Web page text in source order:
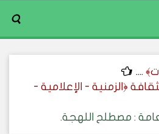
....
﴿الزمنية - الإعلامية -
: مصطلح اللهجة.